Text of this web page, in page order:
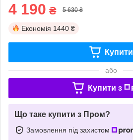
4 190 ₴ 5 630 ₴
Економія 1440 ₴
Купити
або
Купити з
Що таке купити з Пром?
Замовлення під захистом